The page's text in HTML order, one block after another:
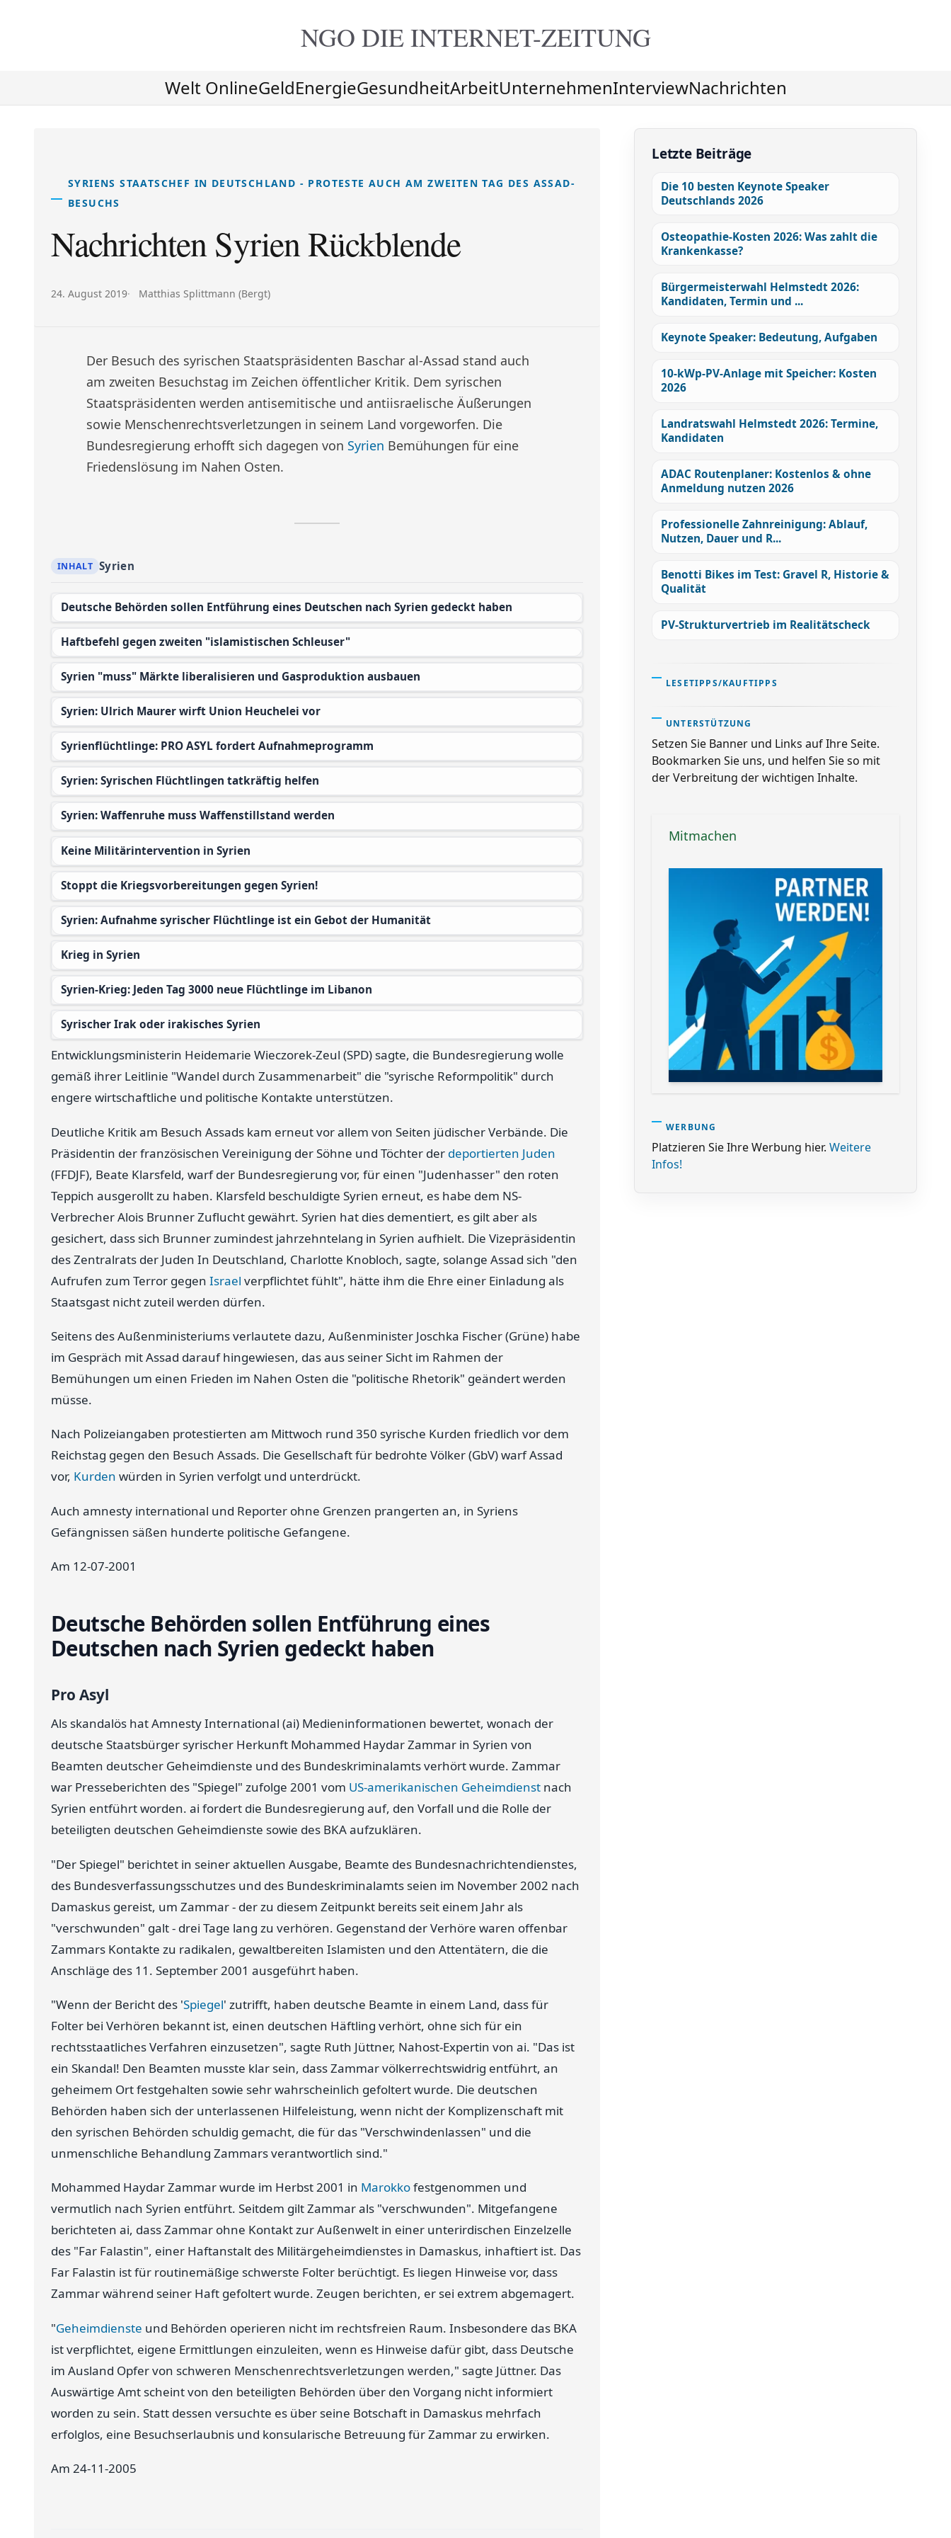
NGO DIEINTERNET-ZEITUNG
Welt OnlineGeldEnergieGesundheitArbeitUnternehmenInterviewNachrichten
SYRIENS STAATSCHEF IN DEUTSCHLAND - PROTESTE AUCH AM ZWEITEN TAG DES ASSAD-
BESUCHS
Nachrichten Syrien Rückblende
Veröffentlicht am:
24. August 2019 Autor:
Matthias Splittmann (Bergt)
Der Besuch des syrischen Staatspräsidenten Baschar al-Assad stand auch
am zweiten Besuchstag im Zeichen öffentlicher Kritik. Dem syrischen
Staatspräsidenten werden antisemitische und antiisraelische Äußerungen
sowie Menschenrechtsverletzungen in seinem Land vorgeworfen. Die
Bundesregierung erhofft sich dagegen von Syrien Bemühungen für eine
Friedenslösung im Nahen Osten.
Syrien
Deutsche Behörden sollen Entführung eines Deutschen nach Syrien gedeckt haben
Haftbefehl gegen zweiten "islamistischen Schleuser"
Syrien "muss" Märkte liberalisieren und Gasproduktion ausbauen
Syrien: Ulrich Maurer wirft Union Heuchelei vor
Syrienflüchtlinge: PRO ASYL fordert Aufnahmeprogramm
Syrien: Syrischen Flüchtlingen tatkräftig helfen
Syrien: Waffenruhe muss Waffenstillstand werden
Keine Militärintervention in Syrien
Stoppt die Kriegsvorbereitungen gegen Syrien!
Syrien: Aufnahme syrischer Flüchtlinge ist ein Gebot der Humanität
Krieg in Syrien
Syrien-Krieg: Jeden Tag 3000 neue Flüchtlinge im Libanon
Syrischer Irak oder irakisches Syrien
Entwicklungsministerin Heidemarie Wieczorek-Zeul (SPD) sagte, die Bundesregierung wolle
gemäß ihrer Leitlinie "Wandel durch Zusammenarbeit" die "syrische Reformpolitik" durch
engere wirtschaftliche und politische Kontakte unterstützen.
Deutliche Kritik am Besuch Assads kam erneut vor allem von Seiten jüdischer Verbände. Die
Präsidentin der französischen Vereinigung der Söhne und Töchter der deportierten Juden
(FFDJF), Beate Klarsfeld, warf der Bundesregierung vor, für einen "Judenhasser" den roten
Teppich ausgerollt zu haben. Klarsfeld beschuldigte Syrien erneut, es habe dem NS-
Verbrecher Alois Brunner Zuflucht gewährt. Syrien hat dies dementiert, es gilt aber als
gesichert, dass sich Brunner zumindest jahrzehntelang in Syrien aufhielt. Die Vizepräsidentin
des Zentralrats der Juden In Deutschland, Charlotte Knobloch, sagte, solange Assad sich "den
Aufrufen zum Terror gegen Israel verpflichtet fühlt", hätte ihm die Ehre einer Einladung als
Staatsgast nicht zuteil werden dürfen.
Seitens des Außenministeriums verlautete dazu, Außenminister Joschka Fischer (Grüne) habe
im Gespräch mit Assad darauf hingewiesen, das aus seiner Sicht im Rahmen der
Bemühungen um einen Frieden im Nahen Osten die "politische Rhetorik" geändert werden
müsse.
Nach Polizeiangaben protestierten am Mittwoch rund 350 syrische Kurden friedlich vor dem
Reichstag gegen den Besuch Assads. Die Gesellschaft für bedrohte Völker (GbV) warf Assad
vor, Kurden würden in Syrien verfolgt und unterdrückt.
Auch amnesty international und Reporter ohne Grenzen prangerten an, in Syriens
Gefängnissen säßen hunderte politische Gefangene.
Am 12-07-2001
Deutsche Behörden sollen Entführung eines
Deutschen nach Syrien gedeckt haben
Pro Asyl
Als skandalös hat Amnesty International (ai) Medieninformationen bewertet, wonach der
deutsche Staatsbürger syrischer Herkunft Mohammed Haydar Zammar in Syrien von
Beamten deutscher Geheimdienste und des Bundeskriminalamts verhört wurde. Zammar
war Presseberichten des "Spiegel" zufolge 2001 vom US-amerikanischen Geheimdienst nach
Syrien entführt worden. ai fordert die Bundesregierung auf, den Vorfall und die Rolle der
beteiligten deutschen Geheimdienste sowie des BKA aufzuklären.
"Der Spiegel" berichtet in seiner aktuellen Ausgabe, Beamte des Bundesnachrichtendienstes,
des Bundesverfassungsschutzes und des Bundeskriminalamts seien im November 2002 nach
Damaskus gereist, um Zammar - der zu diesem Zeitpunkt bereits seit einem Jahr als
"verschwunden" galt - drei Tage lang zu verhören. Gegenstand der Verhöre waren offenbar
Zammars Kontakte zu radikalen, gewaltbereiten Islamisten und den Attentätern, die die
Anschläge des 11. September 2001 ausgeführt haben.
"Wenn der Bericht des 'Spiegel' zutrifft, haben deutsche Beamte in einem Land, dass für
Folter bei Verhören bekannt ist, einen deutschen Häftling verhört, ohne sich für ein
rechtsstaatliches Verfahren einzusetzen", sagte Ruth Jüttner, Nahost-Expertin von ai. "Das ist
ein Skandal! Den Beamten musste klar sein, dass Zammar völkerrechtswidrig entführt, an
geheimem Ort festgehalten sowie sehr wahrscheinlich gefoltert wurde. Die deutschen
Behörden haben sich der unterlassenen Hilfeleistung, wenn nicht der Komplizenschaft mit
den syrischen Behörden schuldig gemacht, die für das "Verschwindenlassen" und die
unmenschliche Behandlung Zammars verantwortlich sind."
Mohammed Haydar Zammar wurde im Herbst 2001 in Marokkofestgenommen und
vermutlich nach Syrien entführt. Seitdem gilt Zammar als "verschwunden". Mitgefangene
berichteten ai, dass Zammar ohne Kontakt zur Außenwelt in einer unterirdischen Einzelzelle
des "Far Falastin", einer Haftanstalt des Militärgeheimdienstes in Damaskus, inhaftiert ist. Das
Far Falastin ist für routinemäßige schwerste Folter berüchtigt. Es liegen Hinweise vor, dass
Zammar während seiner Haft gefoltert wurde. Zeugen berichten, er sei extrem abgemagert.
"Geheimdienste und Behörden operieren nicht im rechtsfreien Raum. Insbesondere das BKA
ist verpflichtet, eigene Ermittlungen einzuleiten, wenn es Hinweise dafür gibt, dass Deutsche
im Ausland Opfer von schweren Menschenrechtsverletzungen werden," sagte Jüttner. Das
Auswärtige Amt scheint von den beteiligten Behörden über den Vorgang nicht informiert
worden zu sein. Statt dessen versuchte es über seine Botschaft in Damaskus mehrfach
erfolglos, eine Besuchserlaubnis und konsularische Betreuung für Zammar zu erwirken.
Am 24-11-2005
Letzte Beiträge
Die 10 besten Keynote Speaker
Deutschlands 2026
Osteopathie-Kosten 2026: Was zahlt die
Krankenkasse?
Bürgermeisterwahl Helmstedt 2026:
Kandidaten, Termin und ...
Keynote Speaker: Bedeutung, Aufgaben
10-kWp-PV-Anlage mit Speicher: Kosten
2026
Landratswahl Helmstedt 2026: Termine,
Kandidaten
ADAC Routenplaner: Kostenlos & ohne
Anmeldung nutzen 2026
Professionelle Zahnreinigung: Ablauf,
Nutzen, Dauer und R...
Benotti Bikes im Test: Gravel R, Historie &
Qualität
PV-Strukturvertrieb im Realitätscheck
LESETIPPS/KAUFTIPPS
UNTERSTÜTZUNG
Setzen Sie Banner und Links auf Ihre Seite.
Bookmarken Sie uns, und helfen Sie so mit
der Verbreitung der wichtigen Inhalte.
Mitmachen
WERBUNG
Platzieren Sie Ihre Werbung hier. Weitere
Infos!